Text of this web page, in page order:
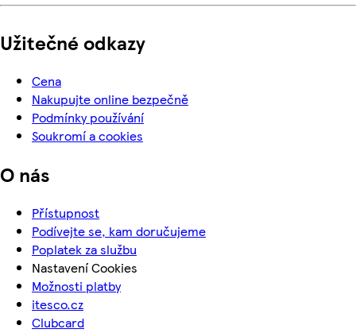
Užitečné odkazy
Cena
Nakupujte online bezpečně
Podmínky používání
Soukromí a cookies
O nás
Přístupnost
Podívejte se, kam doručujeme
Poplatek za službu
Nastavení Cookies
Možnosti platby
itesco.cz
Clubcard